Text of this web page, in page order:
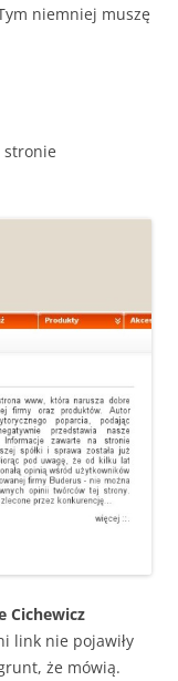
niemniej muszę
stronie
Cichewicz
link nie pojawiły
że mówią.